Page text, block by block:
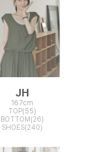
JH
167cm
TOP(55)
BOTTOM(26)
SHOES(240)